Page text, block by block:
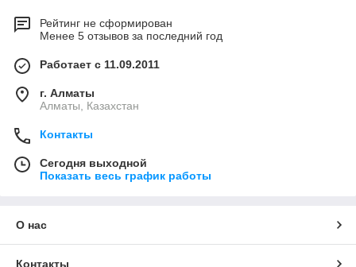
Рейтинг не сформирован
Менее 5 отзывов за последний год
Работает с 11.09.2011
г. Алматы
Алматы, Казахстан
Контакты
Сегодня выходной
Показать весь график работы
О нас
Контакты